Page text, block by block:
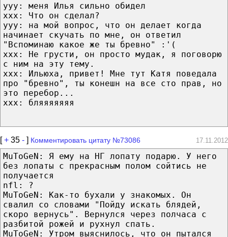
yyy: меня Илья сильно обидел
xxx: Что он сделал?
yyy: на мой вопрос, что он делает когда
начинает скучать по мне, он ответил
"Вспоминаю какое же ты бревно" :'(
xxx: Не грусти, он просто мудак, я поговорю
с ним на эту тему.
xxx: Ильюха, привет! Мне тут Катя поведала
про "бревно", ты конешн на все сто прав, но
это перебор...
xxx: бляяяяяяя
[+ 35 - ] Комментировать цитату №73086 17.11.2012
MuToGeN: Я ему на НГ лопату подарю. У него
без лопаты с прекрасным полом сойтись не
получается
nfl: ?
MuToGeN: Как-то бухали у знакомых. Он
свалил со словами "Пойду искать блядей,
скоро вернусь". Вернулся через полчаса с
разбитой рожей и рухнул спать.
MuToGeN: Утром выяснилось, что он пытался